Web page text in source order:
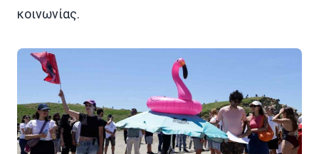
κοινωνίας.